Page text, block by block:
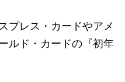
プレス・カードやアメ
ルド・カードの『初年